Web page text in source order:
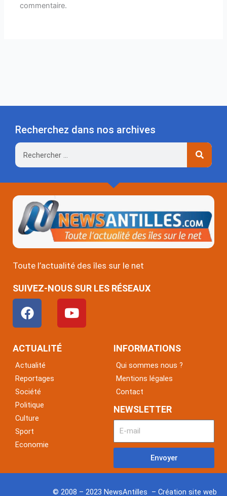
commentaire.
Recherchez dans nos archives
Rechercher
Toute l’actualité des îles sur le net
SUIVEZ-NOUS SUR LES RÉSEAUX
F
a
c
e
o
o
k
Y
o
u
ACTUALITÉ
Actualité
Reportages
Société
Politique
Culture
Sport
Economie
INFORMATIONS
Qui sommes nous ?
Mentions légales
Contact
NEWSLETTER
Envoyer
© 2008 – 2023 NewsAntilles – Création site web